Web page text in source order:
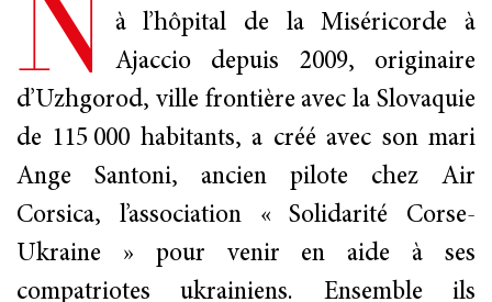
COLONNA
D’ISTRIA
La Maison
Roman (chez Acte Sud)
à l’hôpital de la Miséricorde à
Ajaccio depuis 2009, originaire
d’Uzhgorod, ville frontière avec la Slovaquie
de 115 000 habitants, a créé avec son mari
Ange Santoni, ancien pilote chez Air
Corsica, l’association « Solidarité Corse-
Ukraine » pour venir en aide à ses
compatriotes ukrainiens. Ensemble ils